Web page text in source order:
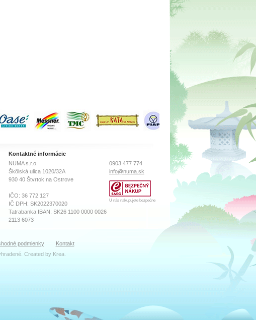
Kontaktné informácie
0903 477 774
info@numa.sk
U nás nakupujete bezpečne
NUMA s.r.o.
Škôlská ulica 1020/32A
930 40 Štvrtok na Ostrove
IČO: 36 772 127
IČ DPH: SK2022370020
Tatrabanka IBAN: SK26 1100 0000 0026
2113 6073
Oddiel: Sro, Vložka číslo: 18569/P
Ing. Zuzana Máčiková
Účtovné oddelenie
podmienky
Kontakt
Created by Krea.